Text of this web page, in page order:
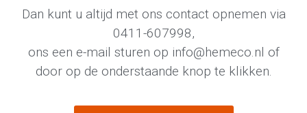
Dan kunt u altijd met ons contact opnemen via
0411-607998,
ons een e-mail sturen op info@hemeco.nl of
door op de onderstaande knop te klikken.